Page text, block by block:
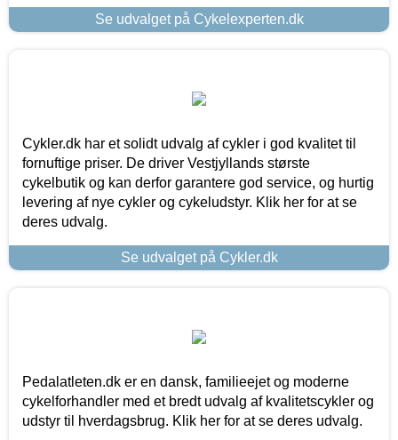
Se udvalget på Cykelexperten.dk
Cykler.dk har et solidt udvalg af cykler i god kvalitet til
fornuftige priser. De driver Vestjyllands største
cykelbutik og kan derfor garantere god service, og hurtig
levering af nye cykler og cykeludstyr. Klik her for at se
deres udvalg.
Se udvalget på Cykler.dk
Pedalatleten.dk er en dansk, familieejet og moderne
cykelforhandler med et bredt udvalg af kvalitetscykler og
udstyr til hverdagsbrug. Klik her for at se deres udvalg.